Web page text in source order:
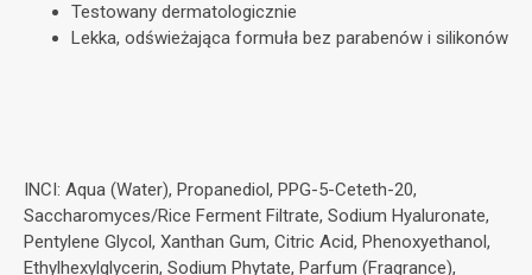
Testowany dermatologicznie
Lekka, odświeżająca formuła bez parabenów i silikonów
INCI: Aqua (Water), Propanediol, PPG-5-Ceteth-20,
Saccharomyces/Rice Ferment Filtrate, Sodium Hyaluronate,
Pentylene Glycol, Xanthan Gum, Citric Acid, Phenoxyethanol,
Ethylhexylglycerin, Sodium Phytate, Parfum (Fragrance),